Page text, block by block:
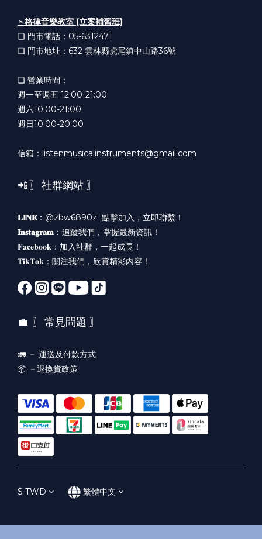
➣格律音樂教室 (立案補習班)
❏ 門市電話：05-6312471
❏ 門市地址：632 雲林縣虎尾鎮中山路36號
❏ 營業時間：
週一至週五 12:00-21:00
週六10:00-21:00
週日10:00-20:00
信箱：listenmusicalinstruments@gmail.com
📲〖 社群網站 〗
𝐋𝐈𝐍𝐄：@zbw6890z 點擊加入，立即聯繫！
𝐈𝐧𝐬𝐭𝐚𝐠𝐫𝐚𝐦 ： 追蹤我們，掌握最新資訊！
𝐅𝐚𝐜𝐞𝐛𝐨𝐨𝐤： 加入社群，一起成長！
𝐓𝐢𝐤𝐓𝐨𝐤： 關注我們，欣賞精彩內容！
💼 〖 常見問題 〗
🚛 － 運送及付款方式
📦 － 退換貨政策
$ TWD 繁體中文